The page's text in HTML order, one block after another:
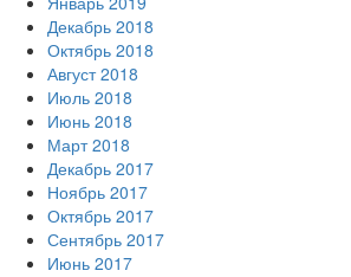
Декабрь 2018
Октябрь 2018
Август 2018
Июль 2018
Июнь 2018
Март 2018
Декабрь 2017
Ноябрь 2017
Октябрь 2017
Сентябрь 2017
Июнь 2017